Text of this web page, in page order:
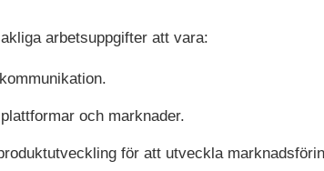
arbetsuppgifter att vara:
och marknader.
för att utveckla